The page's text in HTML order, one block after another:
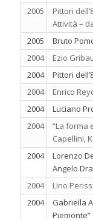
2005
Pittori
Attività –
2005
Bruto
2004
Ezio
2004
Pittori
2004
Enrico
2004
Luciano
2004
“La forma
Capellini,
2004
Lorenzo
Angelo
2004
Lino
2004
Gabriella
Piemonte”